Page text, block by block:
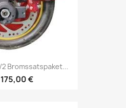
Bromssatspaket...
175,00 €